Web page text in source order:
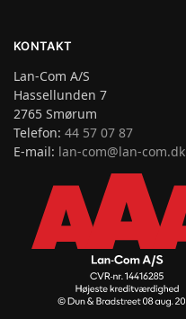
KONTAKT
Lan-Com A/S
Hassellunden 7
2765 Smørum
Telefon: 44 57 07 87
E-mail: lan-com@lan-com.dk